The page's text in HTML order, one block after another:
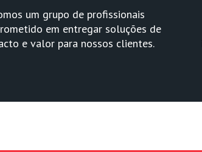
um grupo de profissionais
em entregar soluções de
e valor para nossos clientes.